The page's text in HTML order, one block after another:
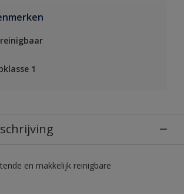
1
en makkelijk reinigbare